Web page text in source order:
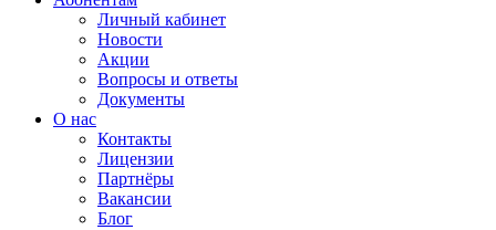
Личный кабинет
Новости
Акции
Вопросы и ответы
Документы
О нас
Контакты
Лицензии
Партнёры
Вакансии
Блог